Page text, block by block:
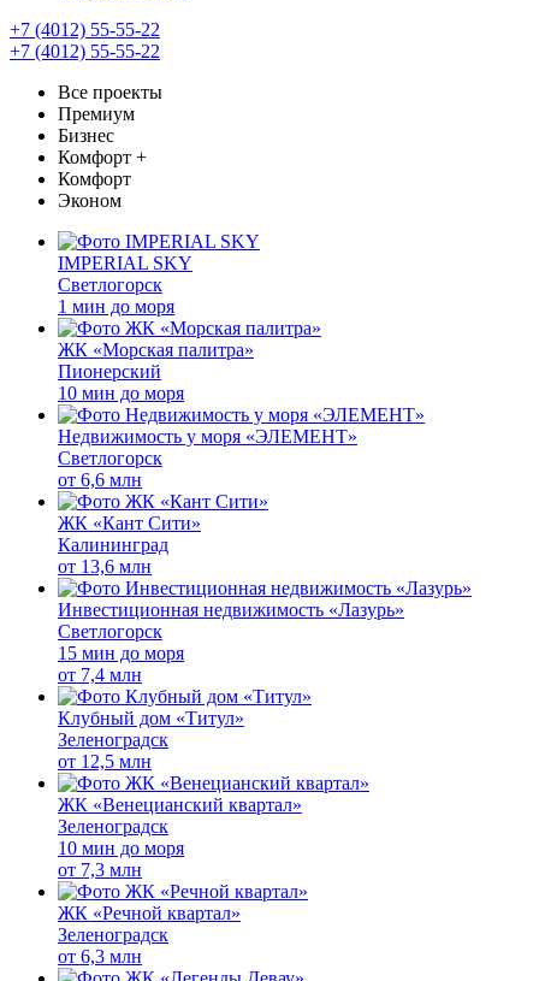
+7 (4012) 55-55-22
+7 (4012) 55-55-22
Все проекты
Премиум
Бизнес
Комфорт +
Комфорт
Эконом
IMPERIAL SKY
Светлогорск
1 мин до моря
ЖК «Морская палитра»
Пионерский
10 мин до моря
Недвижимость у моря «ЭЛЕМЕНТ»
Светлогорск
от 6,6 млн
ЖК «Кант Сити»
Калининград
от 13,6 млн
Инвестиционная недвижимость «Лазурь»
Светлогорск
15 мин до моря
от 7,4 млн
Клубный дом «Титул»
Зеленоградск
от 12,5 млн
ЖК «Венецианский квартал»
Зеленоградск
10 мин до моря
от 7,3 млн
ЖК «Речной квартал»
Зеленоградск
от 6,3 млн